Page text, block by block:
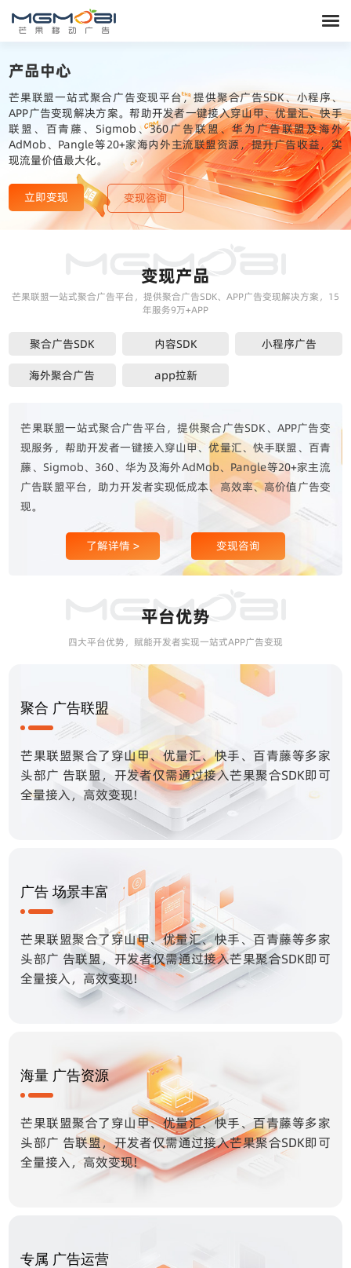
产品中心
芒果联盟一站式聚合广告变现平台，提供聚合广告SDK、小程序、
APP广告变现解决方案。帮助开发者一键接入穿山甲、优量汇、快手
联盟、百青藤、Sigmob、360广告联盟、华为广告联盟及海外
AdMob、Pangle等20+家海内外主流联盟资源，提升广告收益，实
现流量价值最大化。
立即变现 变现咨询
变现产品
芒果联盟一站式聚合广告平台，提供聚合广告SDK、APP广告变现解决方案，15
年服务9万+APP
聚合广告SDK 内容SDK
小程序广告
海外聚合广告
app拉新
芒果联盟一站式聚合广告平台，提供聚合广告SDK、APP广告变
现服务，帮助开发者一键接入穿山甲、优量汇、快手联盟、百青
藤、Sigmob、360、华为及海外AdMob、Pangle等20+家主流
广告联盟平台，助力开发者实现低成本、高效率、高价值广告变
现。
了解详情 > 变现咨询
平台优势
四大平台优势，赋能开发者实现一站式APP广告变现
聚合 广告联盟
芒果联盟聚合了穿山甲、优量汇、快手、百青藤等多家
头部广 告联盟，开发者仅需通过接入芒果聚合SDK即可
全量接入，高效变现!
广告 场景丰富
芒果联盟聚合了穿山甲、优量汇、快手、百青藤等多家
头部广 告联盟，开发者仅需通过接入芒果聚合SDK即可
全量接入，高效变现!
海量 广告资源
芒果联盟聚合了穿山甲、优量汇、快手、百青藤等多家
头部广 告联盟，开发者仅需通过接入芒果聚合SDK即可
全量接入，高效变现!
专属 广告运营